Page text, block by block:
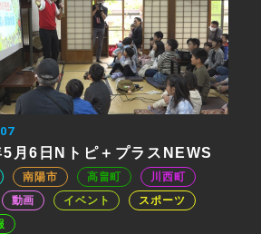
月6日Nトピ＋プラスNEWS
南陽市 高畠町
川西町
動画 イベント
スポーツ